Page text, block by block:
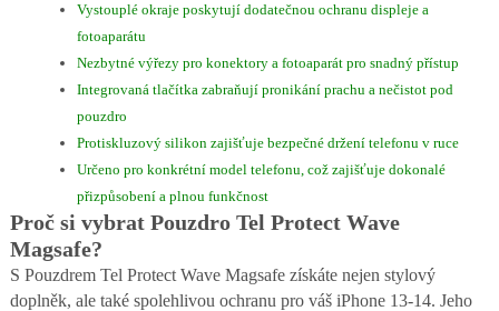
Vystouplé okraje poskytují dodatečnou ochranu displeje a
fotoaparátu
Nezbytné výřezy pro konektory a fotoaparát pro snadný přístup
Integrovaná tlačítka zabraňují pronikání prachu a nečistot pod
pouzdro
Protiskluzový silikon zajišťuje bezpečné držení telefonu v ruce
Určeno pro konkrétní model telefonu, což zajišťuje dokonalé
přizpůsobení a plnou funkčnost
Proč si vybrat Pouzdro Tel Protect Wave
Magsafe?
S Pouzdrem Tel Protect Wave Magsafe získáte nejen stylový
doplněk, ale také spolehlivou ochranu pro váš iPhone 13-14. Jeho